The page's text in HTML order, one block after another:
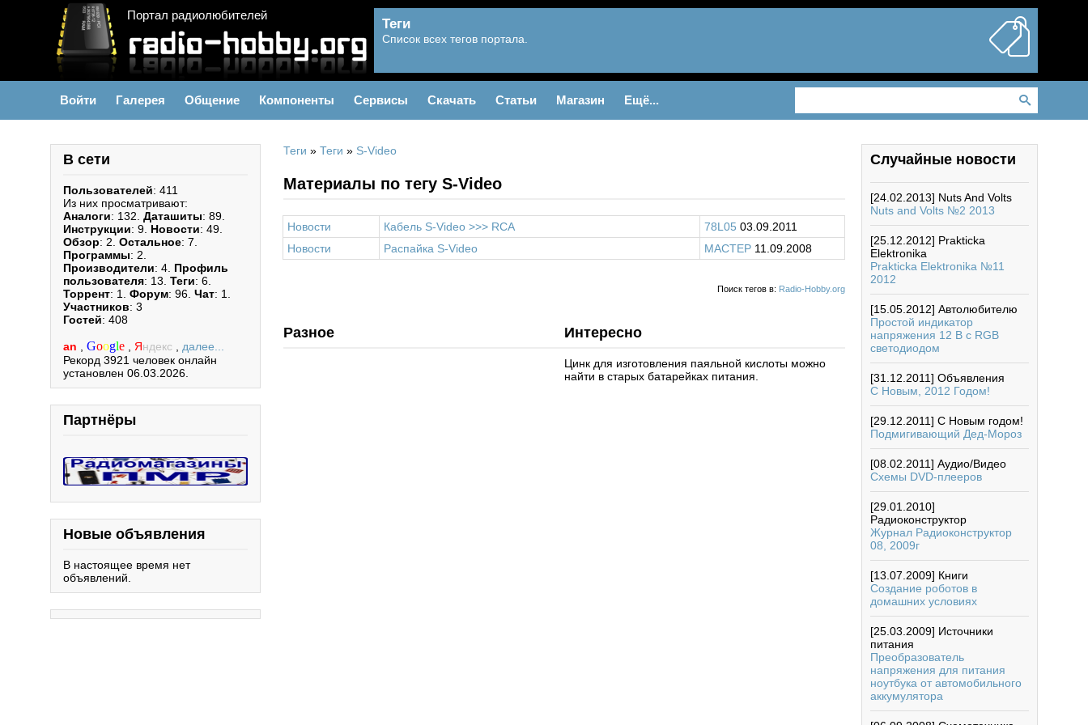
Портал радиолюбителей
Теги
Список всех тегов портала.
Войти Галерея Общение Компоненты Сервисы Скачать Статьи Магазин Ещё...
В сети
Пользователей: 411
Из них просматривают:
Аналоги: 132. Даташиты: 89.
Инструкции: 9. Новости: 49.
Обзор: 2. Остальное: 7.
Программы: 2.
Производители: 4. Профиль
пользователя: 13. Теги: 6.
Торрент: 1. Форум: 96. Чат: 1.
Участников: 3
Гостей: 408
an Google Яндекс
далее...
Рекорд 3921 человек онлайн
установлен 06.03.2026.
Партнёры
Новые объявления
В настоящее время нет
объявлений.
Теги » Теги » S-Video
Материалы по тегу S-Video
Новости Кабель S-Video >>> RCA 78L05 03.09.2011
Новости
Распайка S-Video MACTEP 11.09.2008
Поиск тегов в: Radio-Hobby.org
Разное Интересно
Цинк для изготовления паяльной кислоты можно
найти в старых батарейках питания.
Случайные новости
[24.02.2013] Nuts And Volts
Nuts and Volts №2 2013
[25.12.2012] Prakticka
Elektronika
Prakticka Elektronika №11
2012
[15.05.2012] Автолюбителю
Простой индикатор
напряжения 12 В с RGB
светодиодом
[31.12.2011] Объявления
С Новым, 2012 Годом!
[29.12.2011] С Новым годом!
Подмигивающий Дед-Мороз
[08.02.2011] Аудио/Видео
Схемы DVD-плееров
[29.01.2010]
Радиоконструктор
Журнал Радиоконструктор
08, 2009г
[13.07.2009] Книги
Создание роботов в
домашних условиях
[25.03.2009] Источники
питания
Преобразователь
напряжения для питания
ноутбука от автомобильного
аккумулятора